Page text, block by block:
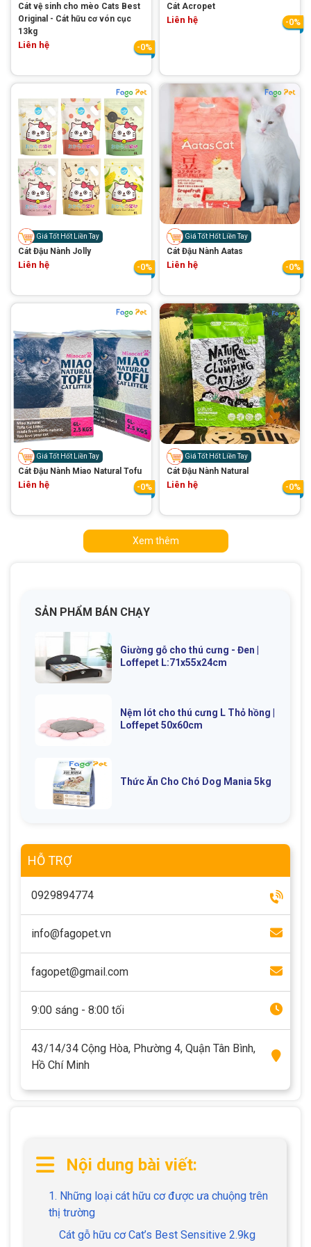
Cát vệ sinh cho mèo Cats Best
Original - Cát hữu cơ vón cục
13kg
Liên hệ -0%
Cát Acropet
Liên hệ -0%
Giá Tốt Hốt Liền Tay
Cát Đậu Nành Jolly
Liên hệ -0%
Giá Tốt Hốt Liền Tay
Cát Đậu Nành Aatas
Liên hệ -0%
Giá Tốt Hốt Liền Tay
Cát Đậu Nành Miao Natural Tofu
Liên hệ -0%
Giá Tốt Hốt Liền Tay
Cát Đậu Nành Natural
Liên hệ -0%
Xem thêm
Nội dung bài viết:
1. Những loại cát hữu cơ được ưa chuộng trên
thị trường
Cát gỗ hữu cơ Cat’s Best Sensitive 2.9kg
SẢN PHẨM BÁN CHẠY
Giường gỗ cho thú cưng - Đen |
Loffepet L:71x55x24cm
Nệm lót cho thú cưng L Thỏ hồng |
Loffepet 50x60cm
Thức Ăn Cho Chó Dog Mania 5kg
HỖ TRỢ
0929894774
info@fagopet.vn
fagopet@gmail.com
9:00 sáng - 8:00 tối
43/14/34 Cộng Hòa, Phường 4, Quận Tân Bình,
Hồ Chí Minh